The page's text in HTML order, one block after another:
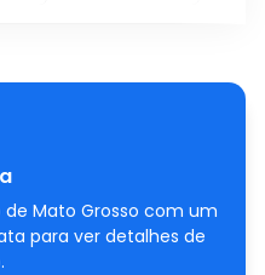
Mato Grosso com um
para ver detalhes de